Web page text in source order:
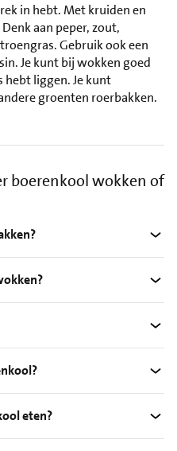
in hebt. Met kruiden en
aan peper, zout,
Gebruik ook een
Je kunt bij wokken goed
hebt liggen. Je kunt
groenten roerbakken.
boerenkool wokken of
eten?